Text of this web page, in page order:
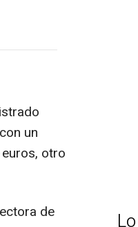
un
otro
de